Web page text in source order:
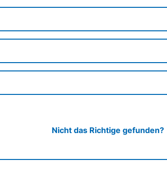
Nicht das Richtige gefunden?